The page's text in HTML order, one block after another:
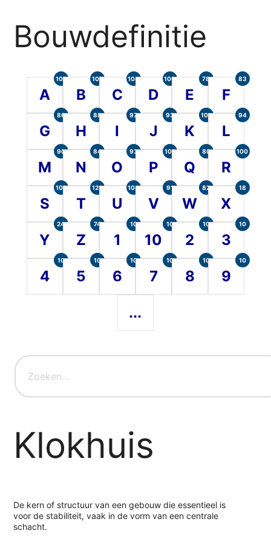
Bouwdefinitie
A
105
B
107
C
104
D
100
E
78
F
83
G
86
H
88
I
97
J
93
K
101
L
94
M
90
N
84
O
93
P
101
Q
80
R
100
S
107
T
120
U
104
V
91
W
82
X
18
Y
24
Z
74
1
10
10
10
2
10
3
10
4
10
5
10
6
10
7
10
8
10
9
10
...
Klokhuis
De kern of structuur van een gebouw die essentieel is
voor de stabiliteit, vaak in de vorm van een centrale
schacht.